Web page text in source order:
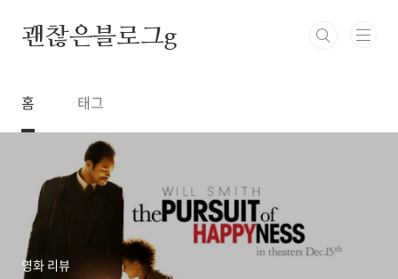
괜찮은블로그g
홈 태그
영화 리뷰